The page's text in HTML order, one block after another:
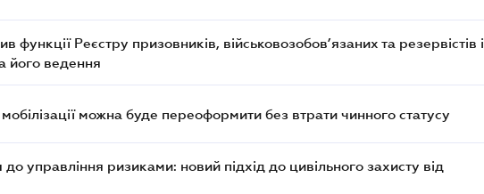
функції Реєстру призовників, військовозобов’язаних та резервістів і
його ведення
можна буде переоформити без втрати чинного статусу
управління ризиками: новий підхід до цивільного захисту від